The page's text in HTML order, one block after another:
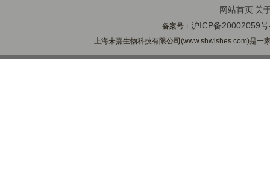
网站首页 关
备案号：沪ICP备20002059
上海未熹生物科技有限公司(www.shwishes.com)是一